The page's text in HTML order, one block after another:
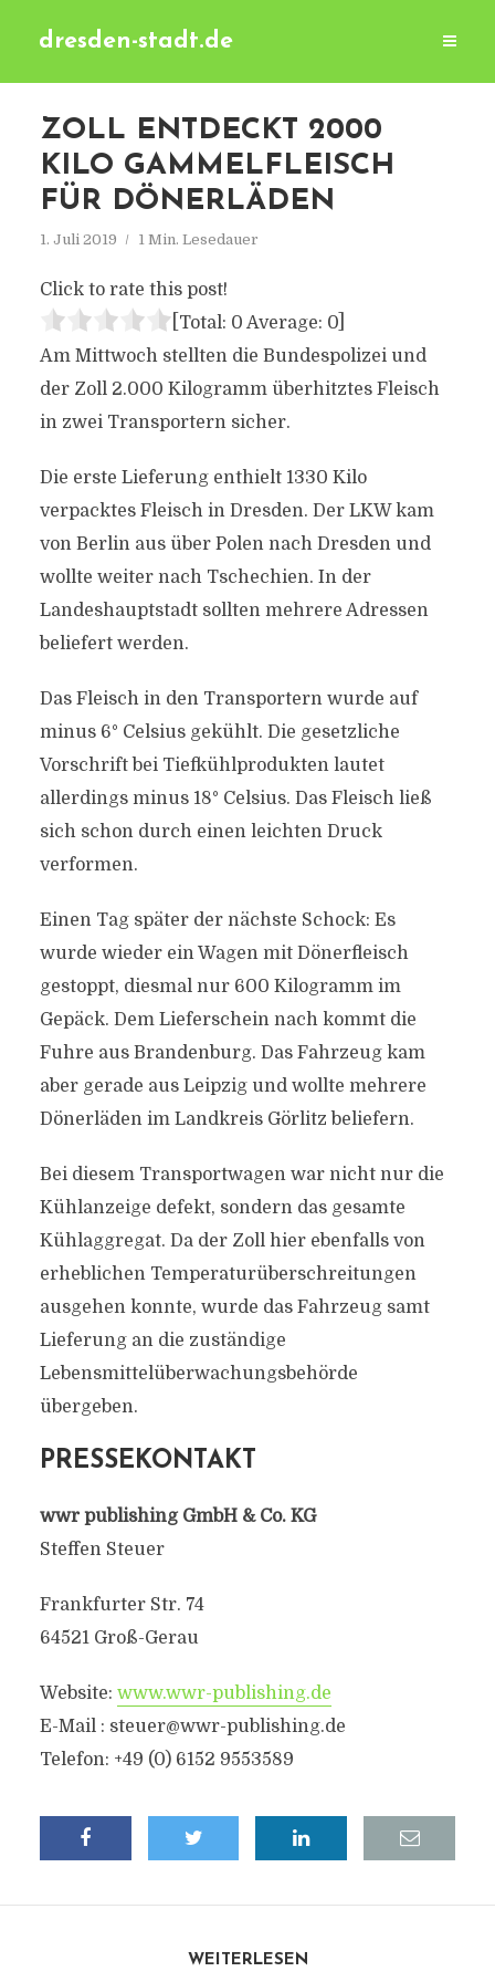
dresden-stadt.de
ZOLL ENTDECKT 2000
KILO GAMMELFLEISCH
FÜR DÖNERLÄDEN
1. Juli 2019 1 Min. Lesedauer
Click to rate this post!
[Total: 0 Average: 0]
Am Mittwoch stellten die Bundespolizei und
der Zoll 2.000 Kilogramm überhitztes Fleisch
in zwei Transportern sicher.
Die erste Lieferung enthielt 1330 Kilo
verpacktes Fleisch in Dresden. Der LKW kam
von Berlin aus über Polen nach Dresden und
wollte weiter nach Tschechien. In der
Landeshauptstadt sollten mehrere Adressen
beliefert werden.
Das Fleisch in den Transportern wurde auf
minus 6° Celsius gekühlt. Die gesetzliche
Vorschrift bei Tiefkühlprodukten lautet
allerdings minus 18° Celsius. Das Fleisch ließ
sich schon durch einen leichten Druck
verformen.
Einen Tag später der nächste Schock: Es
wurde wieder ein Wagen mit Dönerfleisch
gestoppt, diesmal nur 600 Kilogramm im
Gepäck. Dem Lieferschein nach kommt die
Fuhre aus Brandenburg. Das Fahrzeug kam
aber gerade aus Leipzig und wollte mehrere
Dönerläden im Landkreis Görlitz beliefern.
Bei diesem Transportwagen war nicht nur die
Kühlanzeige defekt, sondern das gesamte
Kühlaggregat. Da der Zoll hier ebenfalls von
erheblichen Temperaturüberschreitungen
ausgehen konnte, wurde das Fahrzeug samt
Lieferung an die zuständige
Lebensmittelüberwachungsbehörde
übergeben.
PRESSEKONTAKT
wwr publishing GmbH & Co. KG
Steffen Steuer
Frankfurter Str. 74
64521 Groß-Gerau
Website: www.wwr-publishing.de
E-Mail : steuer@wwr-publishing.de
Telefon: +49 (0) 6152 9553589
WEITERLESEN